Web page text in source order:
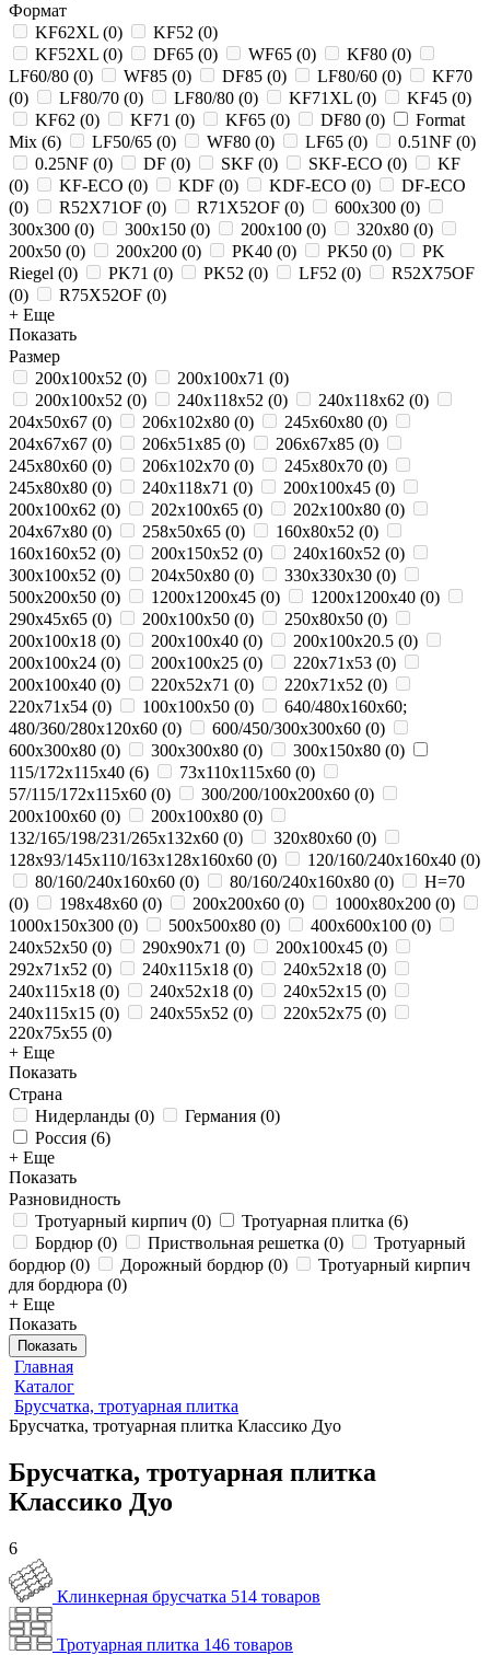
Формат
KF62XL (0) KF52 (0)
KF52XL (0) DF65 (0) WF65 (0) KF80 (0)
LF60/80 (0) WF85 (0) DF85 (0) LF80/60 (0)
KF70
(0) LF80/70 (0) LF80/80 (0) KF71XL (0) KF45 (0)
KF62 (0) KF71 (0) KF65 (0) DF80 (0)
Format
Mix (6) LF50/65 (0) WF80 (0) LF65 (0) 0.51NF (0)
0.25NF (0) DF (0) SKF (0) SKF-ECO (0)
KF
(0) KF-ECO (0) KDF (0) KDF-ECO (0)
DF-ECO
(0) R52X71OF (0) R71X52OF (0) 600x300 (0)
300x300 (0) 300x150 (0) 200x100 (0) 320х80 (0)
200x50 (0) 200х200 (0) PK40 (0) PK50 (0)
PK
Riegel (0) PK71 (0) PK52 (0) LF52 (0)
R52X75OF
(0) R75X52OF (0)
+ Еще
Показать
Размер
200х100х52 (0) 200x100x71 (0)
200x100x52 (0) 240x118x52 (0) 240x118x62 (0)
204x50x67 (0) 206x102x80 (0) 245x60x80 (0)
204x67x67 (0) 206x51x85 (0) 206x67x85 (0)
245x80x60 (0) 206x102x70 (0) 245x80x70 (0)
245x80x80 (0) 240x118x71 (0) 200x100x45 (0)
200x100x62 (0) 202x100x65 (0) 202x100x80 (0)
204x67x80 (0) 258x50x65 (0) 160x80x52 (0)
160x160x52 (0) 200x150x52 (0) 240x160x52 (0)
300x100x52 (0) 204x50x80 (0) 330х330х30 (0)
500х200х50 (0) 1200х1200х45 (0) 1200х1200х40 (0)
290х45х65 (0) 200x100x50 (0) 250х80х50 (0)
200x100x18 (0) 200x100x40 (0) 200x100x20.5 (0)
200x100x24 (0) 200x100x25 (0) 220x71x53 (0)
200х100х40 (0) 220x52x71 (0) 220x71x52 (0)
220x71x54 (0) 100x100x50 (0)
640/480x160x60;
480/360/280x120x60 (0) 600/450/300x300x60 (0)
600x300x80 (0) 300x300x80 (0) 300x150x80 (0)
115/172x115x40 (6) 73x110x115x60 (0)
57/115/172x115x60 (0) 300/200/100x200x60 (0)
200x100x60 (0) 200x100x80 (0)
132/165/198/231/265x132x60 (0) 320x80x60 (0)
128x93/145x110/163x128x160x60 (0) 120/160/240x160x40 (0)
80/160/240x160x60 (0) 80/160/240x160x80 (0)
H=70
(0) 198x48x60 (0) 200x200x60 (0) 1000x80х200 (0)
1000x150х300 (0) 500x500х80 (0) 400x600х100 (0)
240x52x50 (0) 290x90x71 (0) 200х100х45 (0)
292x71x52 (0) 240х115х18 (0) 240x52x18 (0)
240x115x18 (0) 240х52х18 (0) 240х52х15 (0)
240х115х15 (0) 240x55x52 (0) 220x52x75 (0)
220x75x55 (0)
+ Еще
Показать
Страна
Нидерланды (0) Германия (0)
Россия (6)
+ Еще
Показать
Разновидность
Тротуарный кирпич (0) Тротуарная плитка (6)
Бордюр (0) Приствольная решетка (0)
Тротуарный
бордюр (0) Дорожный бордюр (0)
Тротуарный кирпич
для бордюра (0)
+ Еще
Показать
Показать
Главная
Каталог
Брусчатка, тротуарная плитка
Брусчатка, тротуарная плитка Классико Дуо
Брусчатка, тротуарная плитка
Классико Дуо
6
Клинкерная брусчатка 514 товаров
Тротуарная плитка 146 товаров